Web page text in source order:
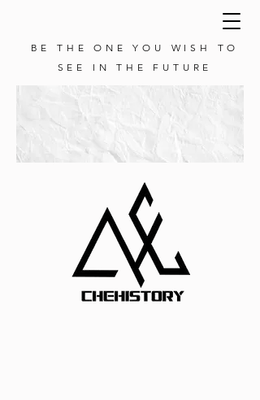
BE THE ONE YOU WISH TO
SEE IN THE FUTURE